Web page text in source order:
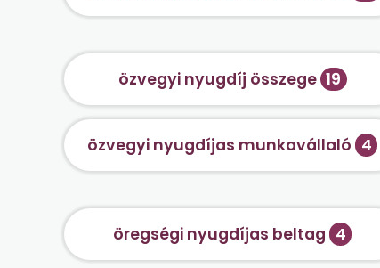
özvegyi nyugdíj összege 19
özvegyi nyugdíjas munkavállaló 4
öregségi nyugdíjas beltag 4